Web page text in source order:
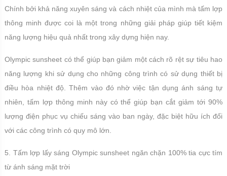
Chính bởi khả năng xuyên sáng và cách nhiệt của mình mà tấm lợp
thông minh được coi là một trong những giải pháp giúp tiết kiệm
năng lượng hiệu quả nhất trong xây dựng hiện nay.
Olympic sunsheet có thể giúp bạn giảm một cách rõ rệt sự tiêu hao
năng lượng khi sử dụng cho những công trình có sử dụng thiết bị
điều hòa nhiệt độ. Thêm vào đó nhờ việc tận dụng ánh sáng tự
nhiên, tấm lợp thông minh này có thể giúp bạn cắt giảm tới 90%
lượng điện phục vụ chiếu sáng vào ban ngày, đặc biệt hữu ích đối
với các công trình có quy mô lớn.
5. Tấm lợp lấy sáng Olympic sunsheet ngăn chặn 100% tia cực tím
từ ánh sáng mặt trời